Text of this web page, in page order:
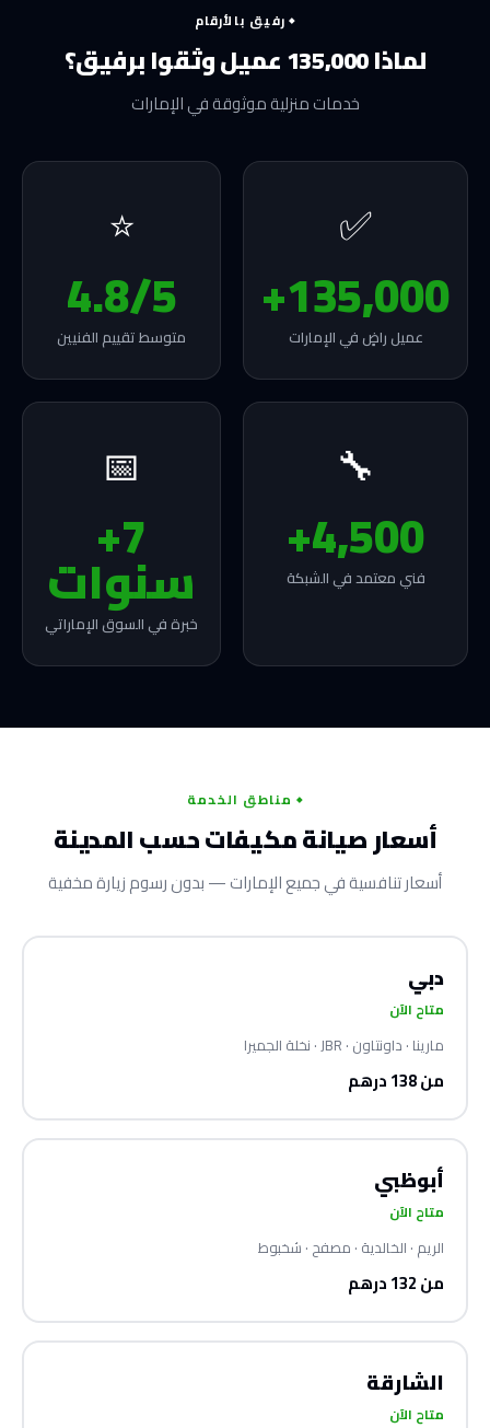
رفيق بالأرقام
لماذا 135,000 عميل وثقوا برفيق؟
خدمات منزلية موثوقة في الإمارات
✅
135,000+
عميل راضٍ في الإمارات
⭐
4.8/5
متوسط تقييم الفنيين
🔧
4,500+
فني معتمد في الشبكة
📅
7+
سنوات
خبرة في السوق الإماراتي
مناطق الخدمة
أسعار صيانة مكيفات حسب المدينة
أسعار تنافسية في جميع الإمارات — بدون رسوم زيارة مخفية
دبي
متاح الآن
مارينا · داونتاون · JBR · نخلة الجميرا
من 138 درهم
أبوظبي
متاح الآن
الريم · الخالدية · مصفح · شخبوط
من 132 درهم
الشارقة
متاح الآن